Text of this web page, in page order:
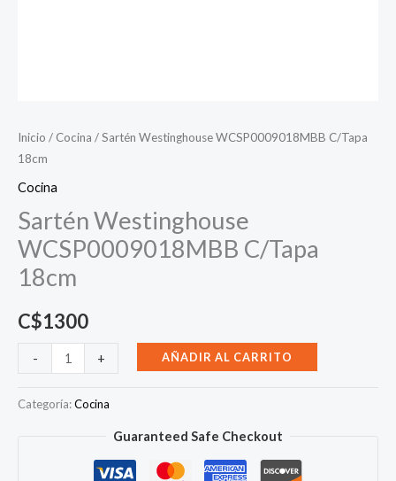
Inicio / Cocina / Sartén Westinghouse WCSP0009018MBB C/Tapa
18cm
Cocina
Sartén Westinghouse
WCSP0009018MBB C/Tapa
18cm
C$1300
-
Westinghouse
WCSP0009018MBB
+ AÑADIR AL CARRITO
Categoría:Cocina
Guaranteed Safe Checkout